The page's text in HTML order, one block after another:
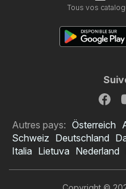
Tous vos
Autres pays: Österreich
Schweiz Deutschland
Italia Lietuva Nederland